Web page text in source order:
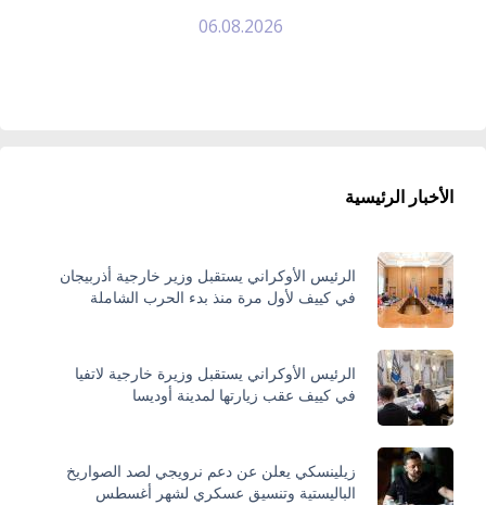
06.08.2026
الأخبار الرئيسية
الرئيس الأوكراني يستقبل وزير خارجية أذربيجان
في كييف لأول مرة منذ بدء الحرب الشاملة
الرئيس الأوكراني يستقبل وزيرة خارجية لاتفيا
في كييف عقب زيارتها لمدينة أوديسا
زيلينسكي يعلن عن دعم نرويجي لصد الصواريخ
الباليستية وتنسيق عسكري لشهر أغسطس